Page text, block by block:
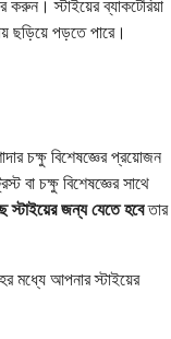
করুন। স্টাইয়ের ব্যাকটেরিয়া
ছড়িয়ে পড়তে পারে।
চক্ষু বিশেষজ্ঞের প্রয়োজন
বা চক্ষু বিশেষজ্ঞের সাথে
স্টাইয়ের জন্য যেতে হবেতার
মধ্যে আপনার স্টাইয়ের